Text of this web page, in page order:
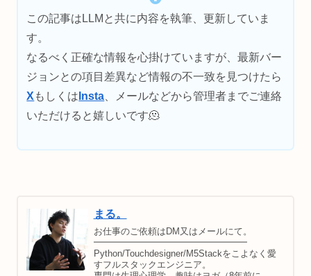
この記事はLLMと共に内容を執筆、更新していま
す。
なるべく正確な情報を心掛けていますが、最新バー
ジョンとの項目差異など情報の不一致を見つけたら
X もしくは Insta 、メールなどから管理者までご連絡
いただけると嬉しいです🫠
まる。
お仕事のご依頼はDM又はメールにて。
━━━━━━━━━━━━━━━━━
Python/Touchdesigner/M5Stackをこよなく愛
すフルスタックエンジニア。